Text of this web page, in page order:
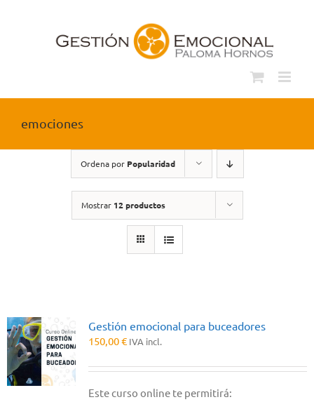
emociones
Ordena por Popularidad
Mostrar 12 productos
Gestión emocional para buceadores
150,00€ IVA incl.
Este curso online te permitirá: